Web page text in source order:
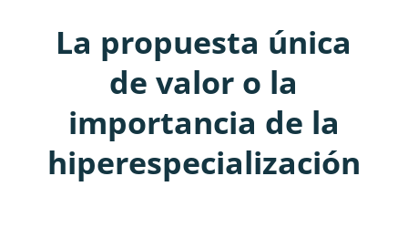
La propuesta única
de valor o la
importancia de la
hiperespecialización